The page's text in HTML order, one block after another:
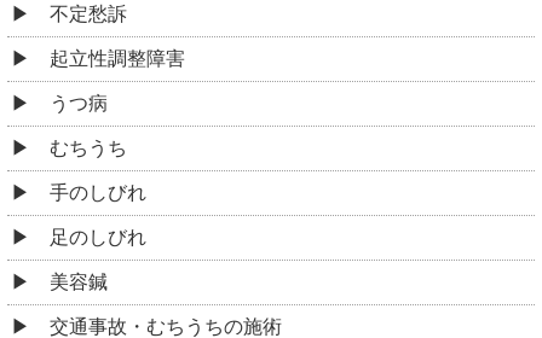
不定愁訴
起立性調整障害
うつ病
むちうち
手のしびれ
足のしびれ
美容鍼
交通事故・むちうちの施術